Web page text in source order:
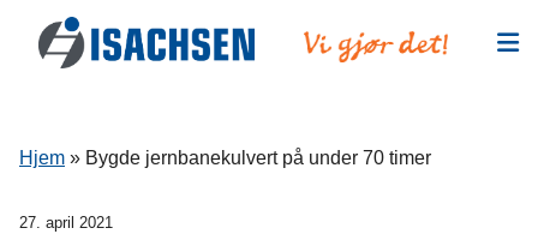
Hopp til innhold
Hjem » Bygde jernbanekulvert på under 70 timer
27. april 2021